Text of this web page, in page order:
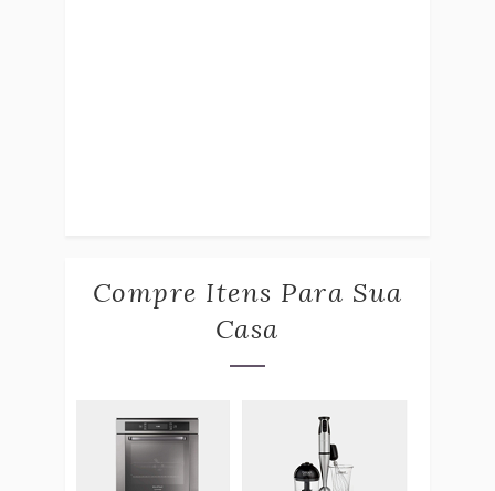
Compre Itens Para Sua
Casa